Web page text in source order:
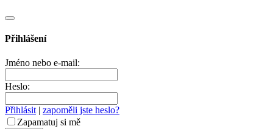
Přihlášení
Jméno nebo e-mail:
Heslo:
Přihlásit | zapoměli jste heslo?
Zapamatuj si mě